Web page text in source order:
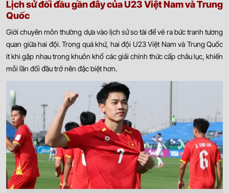
Lịch sử đối đầu gần đây của U23 Việt Nam và Trung
Quốc
Giới chuyên môn thường dựa vào lịch sử so tài để vẽ ra bức tranh tương
quan giữa hai đội. Trong quá khứ, hai đội U23 Việt Nam và Trung Quốc
ít khi gặp nhau trong khuôn khổ các giải chính thức cấp châu lục, khiến
mỗi lần đối đầu trở nên đặc biệt hơn.